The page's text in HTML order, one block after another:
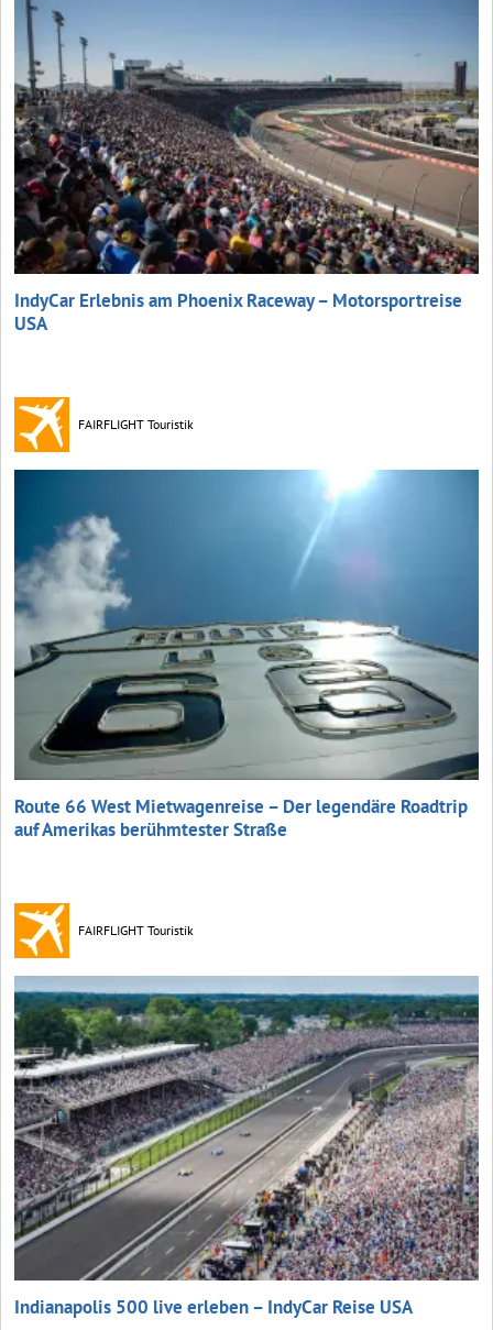
IndyCar Erlebnis am Phoenix Raceway – Motorsportreise
USA
FAIRFLIGHT Touristik
Route 66 West Mietwagenreise – Der legendäre Roadtrip
auf Amerikas berühmtester Straße
FAIRFLIGHT Touristik
Indianapolis 500 live erleben – IndyCar Reise USA